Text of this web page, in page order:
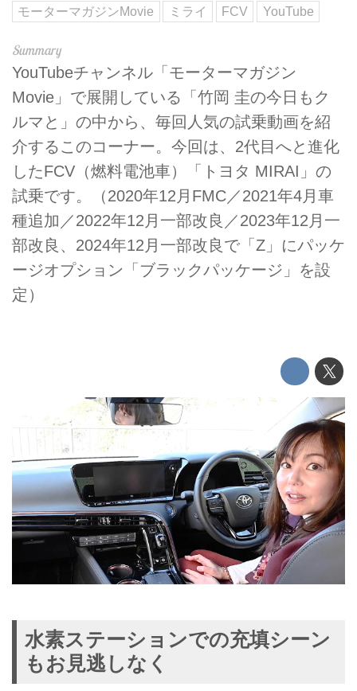
モーターマガジンMovie
ミライ FCV YouTube
YouTubeチャンネル「モーターマガジン
Movie」で展開している「竹岡 圭の今日もク
ルマと」の中から、毎回人気の試乗動画を紹
介するこのコーナー。今回は、2代目へと進化
したFCV（燃料電池車）「トヨタ MIRAI」の
試乗です。（2020年12月FMC／2021年4月車
種追加／2022年12月一部改良／2023年12月一
部改良、2024年12月一部改良で「Z」にパッケ
ージオプション「ブラックパッケージ」を設
定）
水素ステーションでの充填シーン
もお見逃しなく